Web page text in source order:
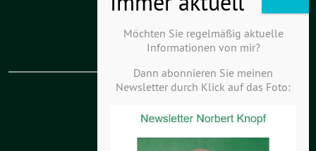
KV Kurpfalz-Hardt
KV Odenwald-Kraichgau
Möchten Sie regelmäßig aktuelle
Informationen von mir?
Dann abonnieren Sie meinen
Newsletter durch Klick auf das Foto: